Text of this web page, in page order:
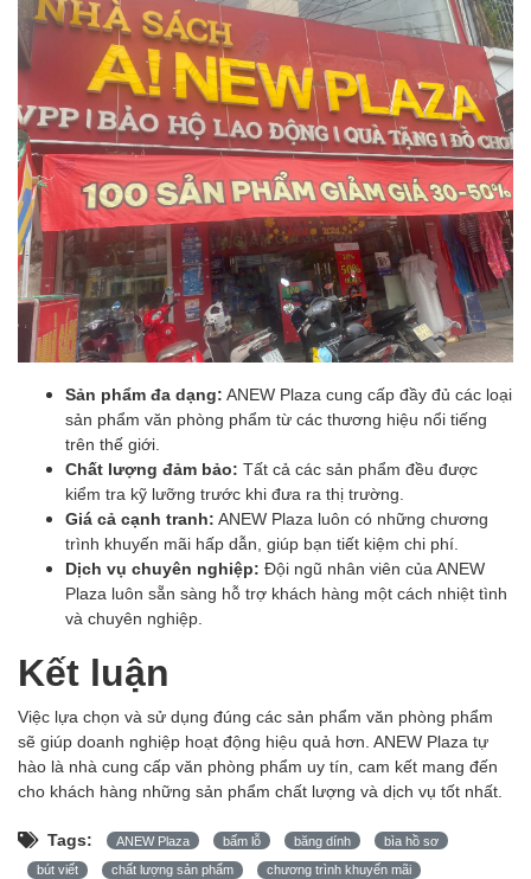
Sản phẩm đa dạng: ANEW Plaza cung cấp đầy đủ các loại
sản phẩm văn phòng phẩm từ các thương hiệu nổi tiếng
trên thế giới.
Chất lượng đảm bảo: Tất cả các sản phẩm đều được
kiểm tra kỹ lưỡng trước khi đưa ra thị trường.
Giá cả cạnh tranh: ANEW Plaza luôn có những chương
trình khuyến mãi hấp dẫn, giúp bạn tiết kiệm chi phí.
Dịch vụ chuyên nghiệp: Đội ngũ nhân viên của ANEW
Plaza luôn sẵn sàng hỗ trợ khách hàng một cách nhiệt tình
và chuyên nghiệp.
Kết luận
Việc lựa chọn và sử dụng đúng các sản phẩm văn phòng phẩm
sẽ giúp doanh nghiệp hoạt động hiệu quả hơn. ANEW Plaza tự
hào là nhà cung cấp văn phòng phẩm uy tín, cam kết mang đến
cho khách hàng những sản phẩm chất lượng và dịch vụ tốt nhất.
Tags: ANEW Plaza bấm lỗ băng dính bìa hồ sơ
bút viết chất lượng sản phẩm chương trình khuyến mãi